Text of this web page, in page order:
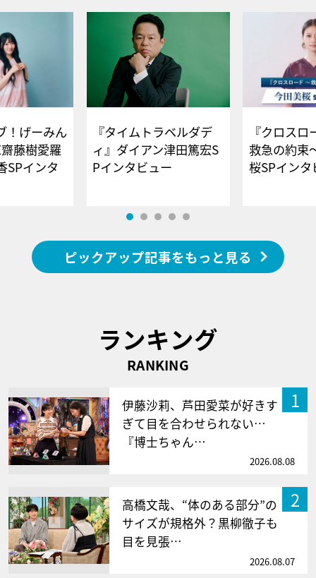
！げーみん
藤樹愛羅
SPインタ
『タイムトラベルダデ
ィ』ダイアン津田篤宏S
Pインタビュー
『クロス
救急の約束
桜SPイ
ピックアップ記事をもっと見る
ランキング
RANKING
1
伊藤沙莉、芦田愛菜が好きす
ぎて目を合わせられない…
『博士ちゃん…
2026.08.08
2
高橋文哉、“体のある部分”の
サイズが規格外？黒柳徹子も
目を見張…
2026.08.07